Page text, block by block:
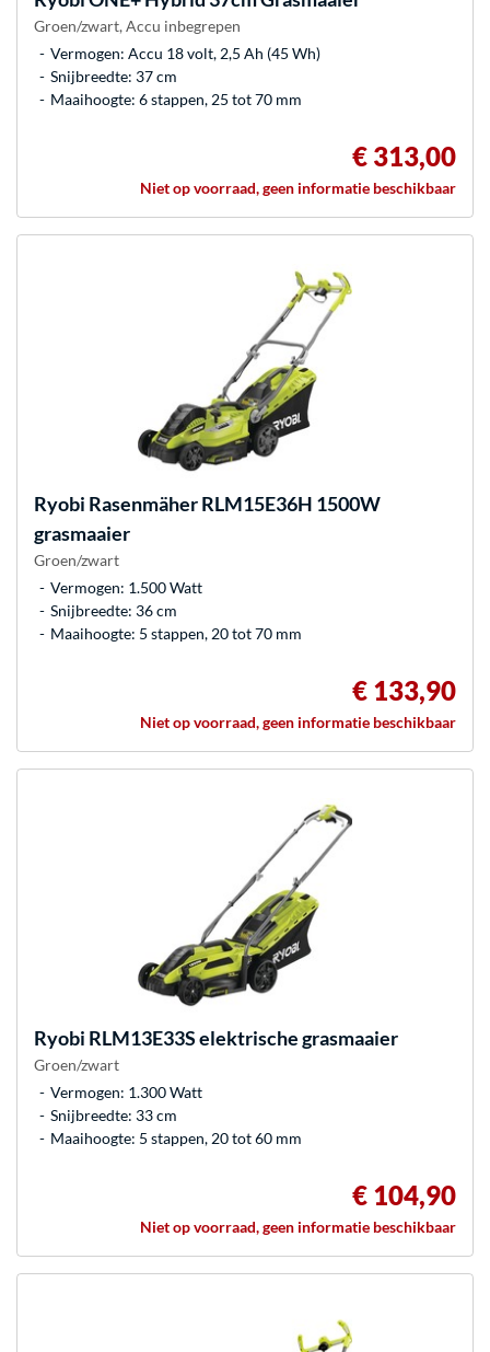
Groen/zwart, Accu inbegrepen
Vermogen: Accu 18 volt, 2,5 Ah (45 Wh)
Snijbreedte: 37 cm
Maaihoogte: 6 stappen, 25 tot 70 mm
€ 313,00
Niet op voorraad, geen informatie beschikbaar
Ryobi Rasenmäher RLM15E36H 1500W
grasmaaier
Groen/zwart
Vermogen: 1.500 Watt
Snijbreedte: 36 cm
Maaihoogte: 5 stappen, 20 tot 70 mm
€ 133,90
Niet op voorraad, geen informatie beschikbaar
Ryobi RLM13E33S elektrische grasmaaier
Groen/zwart
Vermogen: 1.300 Watt
Snijbreedte: 33 cm
Maaihoogte: 5 stappen, 20 tot 60 mm
€ 104,90
Niet op voorraad, geen informatie beschikbaar